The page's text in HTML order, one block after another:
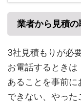
業者から見積
3社見積もりが必
お電話するときは
あることを事前
できない、やった